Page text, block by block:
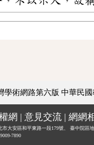
學術網路第六版 中華民
網 | 意見交流 | 網網
大安區和平東路一段179號、
臺中院區
7890